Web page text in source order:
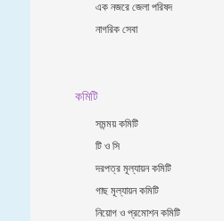
এক নজরে জেলা পরিষদ
নাগরিক সেবা
কমিটি
সমন্ময় কমিটি
টি ও সি
দরপত্র মূল্যায়ন কমিটি
গাছ মূল্যায়ন কমিটি
নিয়োগ ও প্রমোশন কমিটি